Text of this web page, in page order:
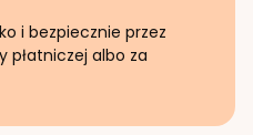
i bezpiecznie przez
albo za